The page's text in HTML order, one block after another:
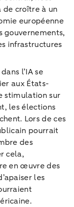
de croître à un
européenne
gouvernements,
infrastructures
l’IA se
aux États-
stimulation sur
les élections
Lors de ces
pourrait
des
cela,
en œuvre des
les